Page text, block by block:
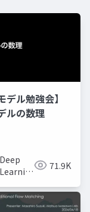
デル勉強会】
ルの数理
Deep
Learning
71.9K